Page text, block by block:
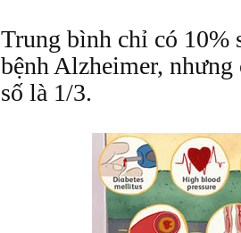
Trung bình chỉ có 10%
bệnh Alzheimer,
số là 1/3.